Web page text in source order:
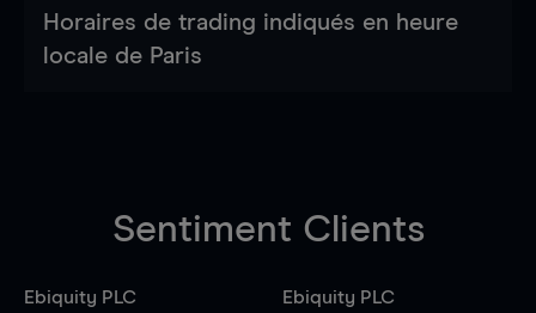
Horaires de trading indiqués en heure
locale de Paris
Sentiment Clients
Ebiquity PLC
Ebiquity PLC